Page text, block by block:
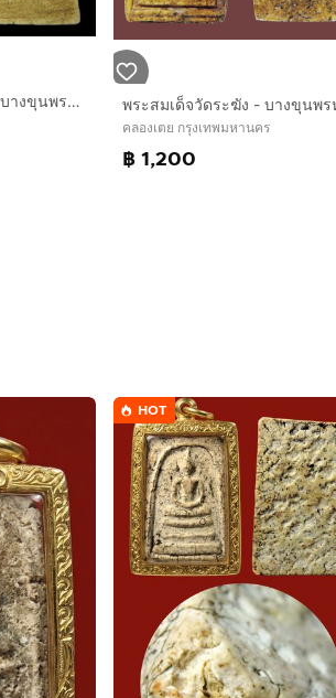
พระสมเด็จวัดระฆังและบางขุนพรหม 003
คลองเตย กรุงเทพมหานคร
฿ 1,200
HOT